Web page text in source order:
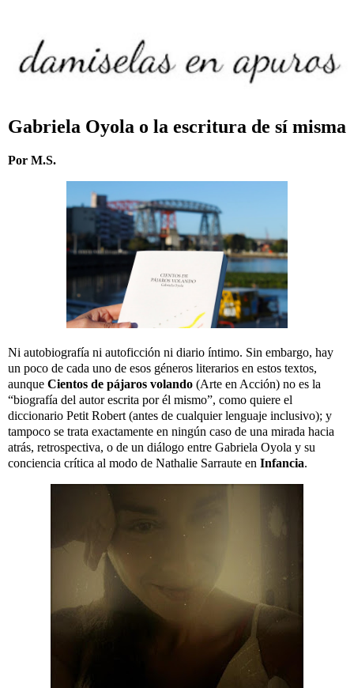
Gabriela Oyola o la escritura de sí misma
Por M.S.
Ni autobiografía ni autoficción ni diario íntimo. Sin embargo, hay
un poco de cada uno de esos géneros literarios en estos textos,
aunque Cientos de pájaros volando (Arte en Acción) no es la
“biografía del autor escrita por él mismo”, como quiere el
diccionario Petit Robert (antes de cualquier lenguaje inclusivo); y
tampoco se trata exactamente en ningún caso de una mirada hacia
atrás, retrospectiva, o de un diálogo entre Gabriela Oyola y su
conciencia crítica al modo de Nathalie Sarraute en Infancia.